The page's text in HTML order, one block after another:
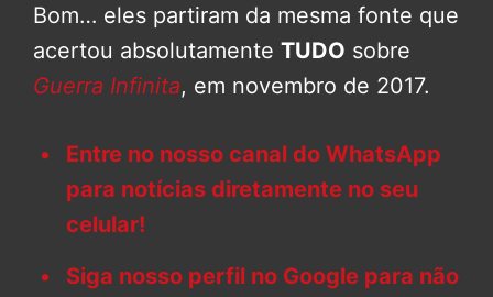
Bom… eles partiram da mesma fonte que
acertou absolutamente TUDO sobre
Guerra Infinita, em novembro de 2017.
Entre no nosso canal do WhatsApp
para notícias diretamente no seu
celular!
Siga nosso perfil no Google para não